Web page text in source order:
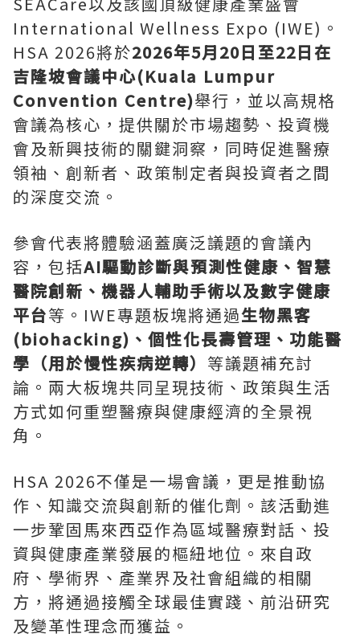
International Wellness Expo (IWE)。
HSA 2026將於2026年5月20日至22日在
吉隆坡會議中心(Kuala Lumpur
Convention Centre)舉行，並以高規格
會議為核心，提供關於市場趨勢、投資機
會及新興技術的關鍵洞察，同時促進醫療
領袖、創新者、政策制定者與投資者之間
的深度交流。
參會代表將體驗涵蓋廣泛議題的會議內
容，包括AI驅動診斷與預測性健康、智慧
醫院創新、機器人輔助手術以及數字健康
平台等。IWE專題板塊將通過生物黑客
(biohacking)、個性化長壽管理、功能醫
學（用於慢性疾病逆轉） 等議題補充討
論。兩大板塊共同呈現技術、政策與生活
方式如何重塑醫療與健康經濟的全景視
角。
HSA 2026不僅是一場會議，更是推動協
作、知識交流與創新的催化劑。該活動進
一步鞏固馬來西亞作為區域醫療對話、投
資與健康產業發展的樞紐地位。來自政
府、學術界、產業界及社會組織的相關
方，將通過接觸全球最佳實踐、前沿研究
及變革性理念而獲益。